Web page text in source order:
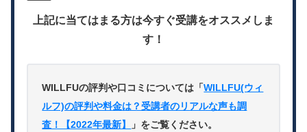
上記に当てはまる方は今すぐ受講をオススメしま
す！
WILLFUの評判や口コミについては「WILLFU(ウィ
ルフ)の評判や料金は？受講者のリアルな声も調
査！【2022年最新】
」をご覧ください。